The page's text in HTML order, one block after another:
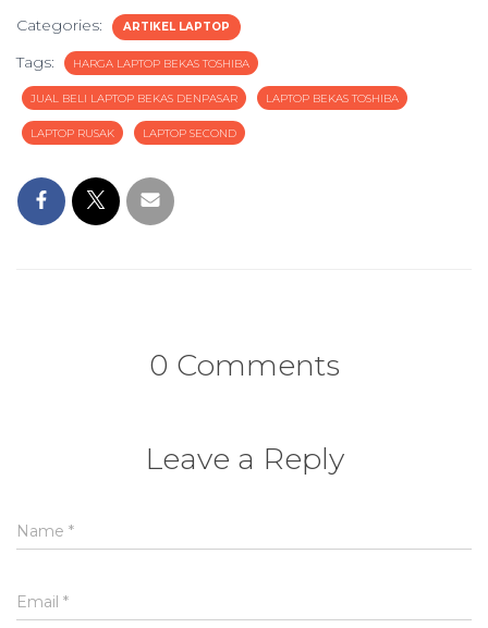
Categories: ARTIKEL LAPTOP
Tags: HARGA LAPTOP BEKAS TOSHIBA
JUAL BELI LAPTOP BEKAS DENPASAR LAPTOP BEKAS TOSHIBA
LAPTOP RUSAK LAPTOP SECOND
0 Comments
Leave a Reply
Name *
Email *